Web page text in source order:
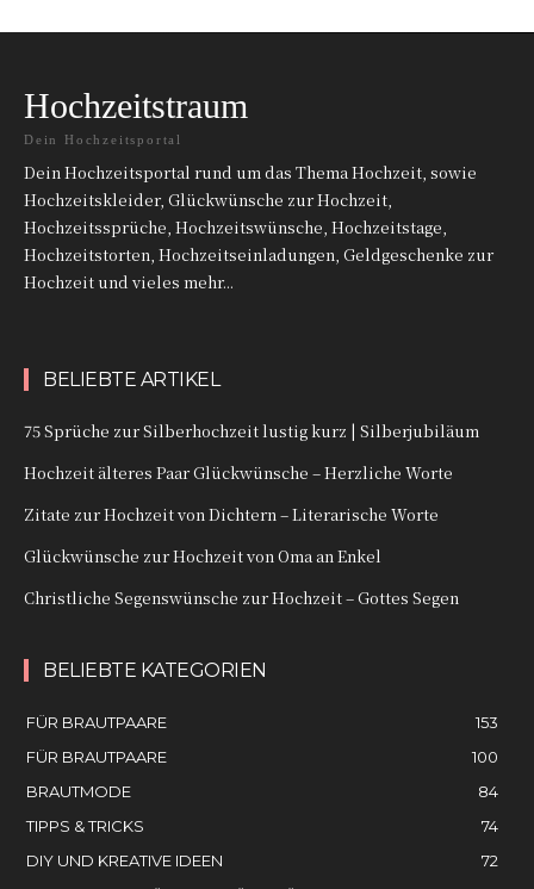
Hochzeitstraum
Dein Hochzeitsportal
Dein Hochzeitsportal rund um das Thema Hochzeit, sowie
Hochzeitskleider, Glückwünsche zur Hochzeit,
Hochzeitssprüche, Hochzeitswünsche, Hochzeitstage,
Hochzeitstorten, Hochzeitseinladungen, Geldgeschenke zur
Hochzeit und vieles mehr...
BELIEBTE ARTIKEL
75 Sprüche zur Silberhochzeit lustig kurz | Silberjubiläum
Hochzeit älteres Paar Glückwünsche – Herzliche Worte
Zitate zur Hochzeit von Dichtern – Literarische Worte
Glückwünsche zur Hochzeit von Oma an Enkel
Christliche Segenswünsche zur Hochzeit – Gottes Segen
BELIEBTE KATEGORIEN
FÜR BRAUTPAARE
153
FÜR BRAUTPAARE
100
BRAUTMODE
84
TIPPS & TRICKS
74
DIY UND KREATIVE IDEEN
72